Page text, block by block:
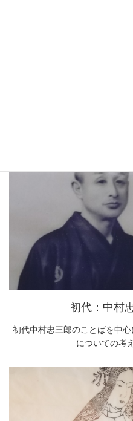
初代：中村
初代中村忠三郎のことばを中
についての考